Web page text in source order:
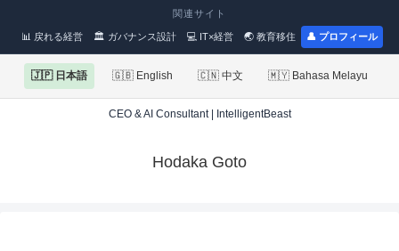
関連サイト
📊 戻れる経営 🏛 ガバナンス設計 💻 IT×経営 🌏 教育移住 👤 プロフィール
🇯🇵 日本語 🇬🇧 English 🇨🇳 中文 🇲🇾 Bahasa Melayu
CEO & AI Consultant | IntelligentBeast
Hodaka Goto